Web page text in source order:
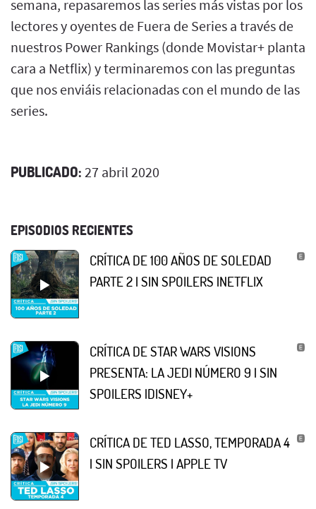
semana, repasaremos las series más vistas por los
lectores y oyentes de Fuera de Series a través de
nuestros Power Rankings (donde Movistar+ planta
cara a Netflix) y terminaremos con las preguntas
que nos enviáis relacionadas con el mundo de las
series.
PUBLICADO: 27 abril 2020
EPISODIOS RECIENTES
CRÍTICA DE 100 AÑOS DE SOLEDAD
PARTE 2 | SIN SPOILERS |NETFLIX
CRÍTICA DE STAR WARS VISIONS
PRESENTA: LA JEDI NÚMERO 9 | SIN
SPOILERS |DISNEY+
CRÍTICA DE TED LASSO, TEMPORADA 4
| SIN SPOILERS | APPLE TV